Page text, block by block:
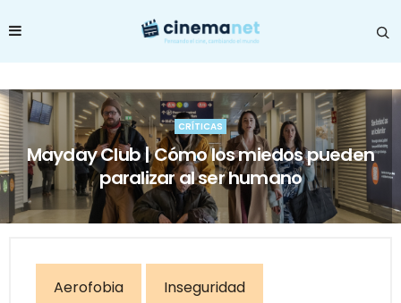
CRÍTICAS
Mayday Club | Cómo los miedos pueden
paralizar al ser humano
Aerofobia Inseguridad